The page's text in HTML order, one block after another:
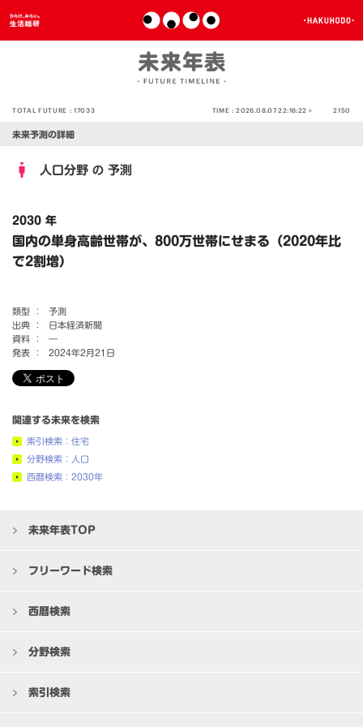
TOTAL FUTURE :17033 TIME :2026.08.07 22:16:22 > 2150
未来予測の詳細
人口分野 の 予測
2030 年
国内の単身高齢世帯が、800万世帯にせまる（2020年比
で2割増）
類型 ：
予測
出典 ：
日本経済新聞
資料 ：
―
発表 ：
2024年2月21日
関連する未来を検索
索引検索：住宅
分野検索：人口
西暦検索：2030年
未来年表TOP
フリーワード検索
西暦検索
分野検索
索引検索